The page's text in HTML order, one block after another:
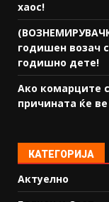
хаос!
годишен возач
годишно дете!
Ако комарците
причината ќе
КАТЕГОРИЈА
Актуелно